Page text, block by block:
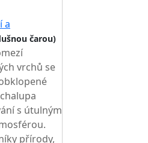
a
čarou)
vrchů se
s útulným
přírody,